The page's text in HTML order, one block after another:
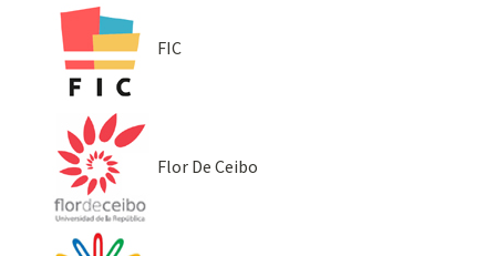
FIC
Flor De Ceibo